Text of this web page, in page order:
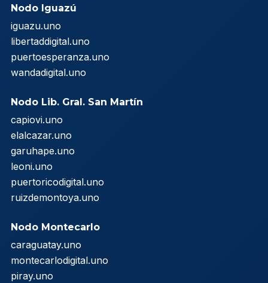
Nodo Iguazú
iguazu.uno
libertaddigital.uno
puertoesperanza.uno
wandadigital.uno
Nodo Lib. Gral. San Martín
capiovi.uno
elalcazar.uno
garuhape.uno
leoni.uno
puertoricodigital.uno
ruizdemontoya.uno
Nodo Montecarlo
caraguatay.uno
montecarlodigital.uno
piray.uno